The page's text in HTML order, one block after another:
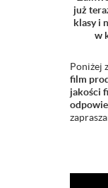
już
klasy i
w
Poniżej
film
jakości